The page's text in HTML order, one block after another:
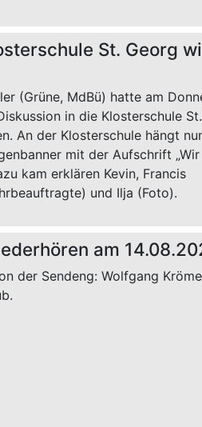
St. Georg
(Grüne, MdBü) hatte am
in die Klosterschule
An der Klosterschule hängt
mit der Aufschrift „Wir
kam erklären Kevin, Francis
und Ilja (Foto).
am
der Sendeng: Wolfgang